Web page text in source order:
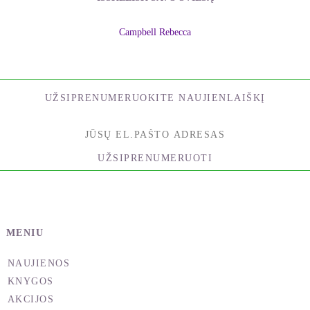
Gyvenimas trečiosios dimensijos pasaulyje yra lyg
nustebęs pagalvoja: „Tikrai neturiu jokio supratimo,
kaip tai galėjo nutikti.“ Kas skris malūnsparniu,
jie bandytų lenktyniauti. Nors žemėje jūsų
automobilio neaplenks niekas, nebus nieko keista
nei stebuklinga, kad kas nors atvyks pirmiau jūsų –
dimensijų dėsniai. Tai įvyks tada, kai šiame
pasinaudoti aukštesniųjų dimensijų dėsniais.
Kai žmonės bando nugalėti ligą remdamiesi šio
Campbell Rebecca
UŽSIPRENUMERUOKITE NAUJIENLAIŠKĮ
UŽSIPRENUMERUOTI
MENIU
NAUJIENOS
KNYGOS
AKCIJOS